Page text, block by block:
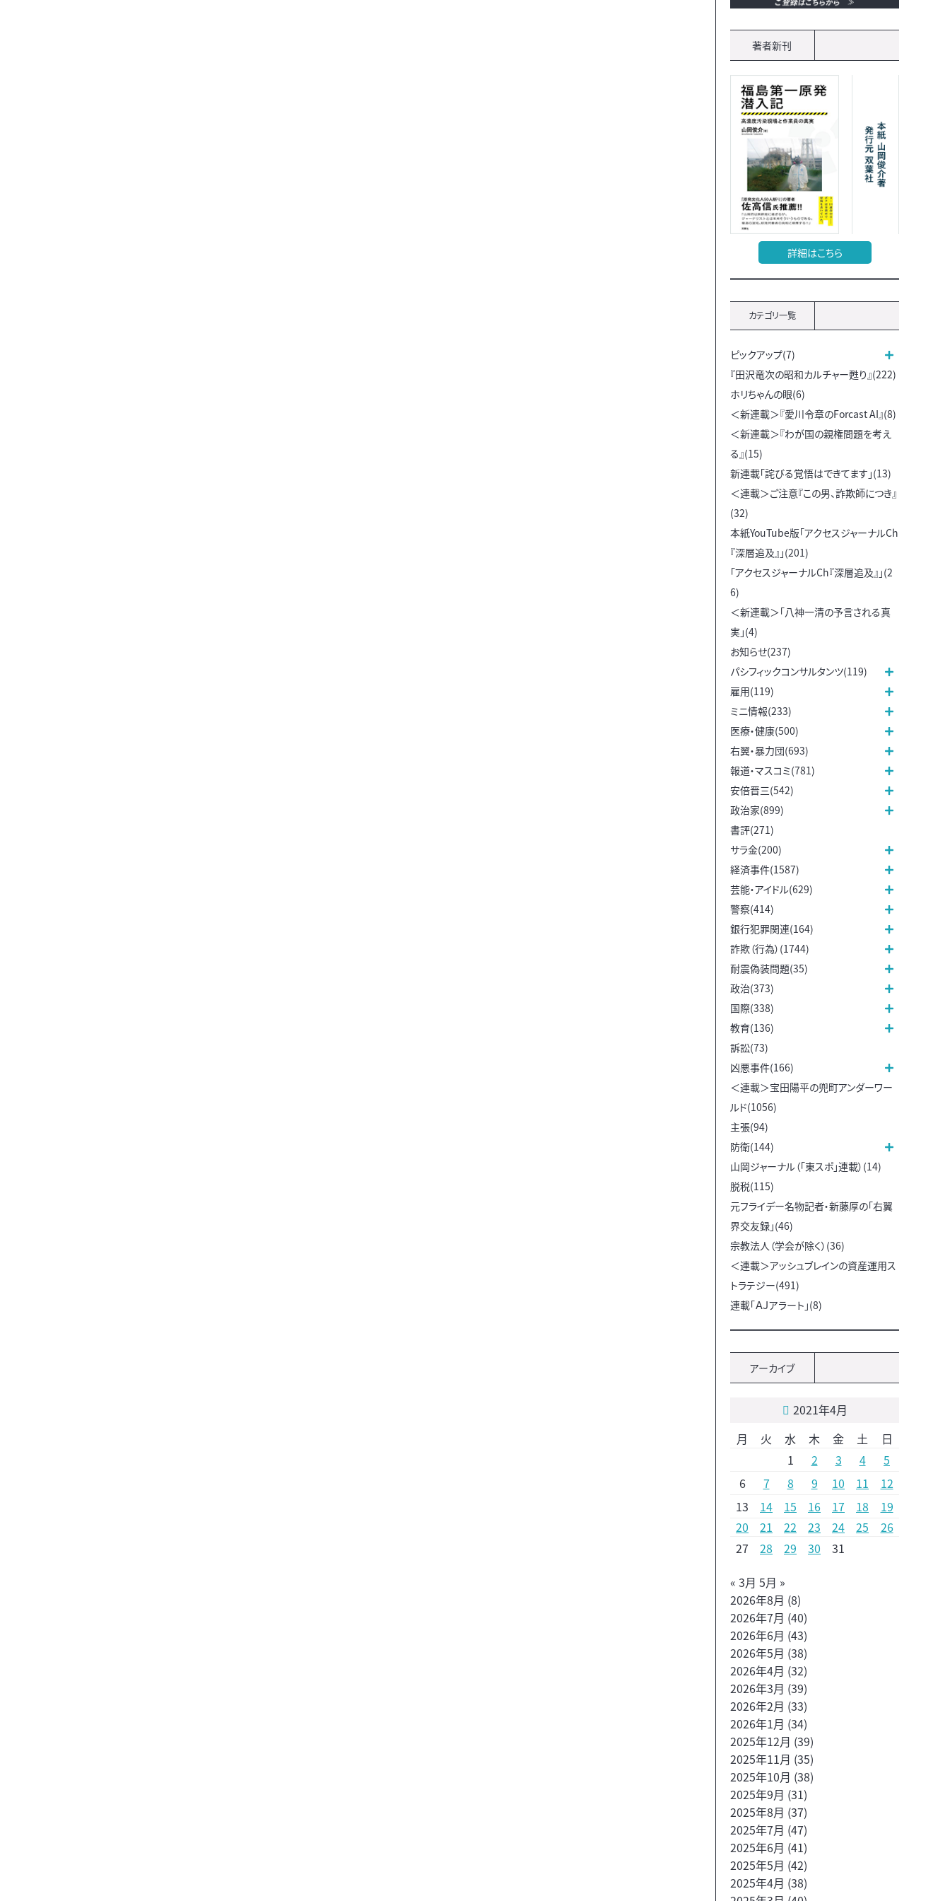
著者新刊
詳細はこちら
カテゴリ一覧
ピックアップ(7)
『田沢竜次の昭和カルチャー甦り』(222)
ホリちゃんの眼(6)
＜新連載＞『愛川令章のForcast AI』(8)
＜新連載＞『わが国の親権問題を考え
る』(15)
新連載「詫びる覚悟はできてます」(13)
＜連載＞ご注意『この男、詐欺師につき』
(32)
本紙YouTube版「アクセスジャーナルCh
『深層追及』」(201)
「アクセスジャーナルCh『深層追及』」(2
6)
＜新連載＞「八神一清の予言される真
実」(4)
お知らせ(237)
パシフィックコンサルタンツ(119)
雇用(119)
ミニ情報(233)
医療・健康(500)
右翼・暴力団(693)
報道・マスコミ(781)
安倍晋三(542)
政治家(899)
書評(271)
サラ金(200)
経済事件(1587)
芸能・アイドル(629)
警察(414)
銀行犯罪関連(164)
詐欺（行為）(1744)
耐震偽装問題(35)
政治(373)
国際(338)
教育(136)
訴訟(73)
凶悪事件(166)
＜連載＞宝田陽平の兜町アンダーワー
ルド(1056)
主張(94)
防衛(144)
山岡ジャーナル（「東スポ」連載）(14)
脱税(115)
元フライデー名物記者・新藤厚の「右翼
界交友録」(46)
宗教法人（学会が除く）(36)
＜連載＞アッシュブレインの資産運用ス
トラテジー(491)
連載「ＡＪアラート」(8)
アーカイブ
2021年4月
月
火 水 木 金 土
日
1
2 3 4
5
6
7 8 9 10 11
12
13
14 15 16 17 18
19
20
21 22 23 24 25
26
27
28 29 30
31
« 3月 5月 »
2026年8月 (8)
2026年7月 (40)
2026年6月 (43)
2026年5月 (38)
2026年4月 (32)
2026年3月 (39)
2026年2月 (33)
2026年1月 (34)
2025年12月 (39)
2025年11月 (35)
2025年10月 (38)
2025年9月 (31)
2025年8月 (37)
2025年7月 (47)
2025年6月 (41)
2025年5月 (42)
2025年4月 (38)